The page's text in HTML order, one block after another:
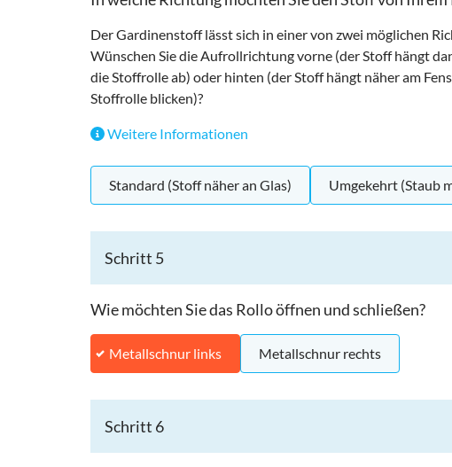
Der Gardinenstoff lässt sich in einer von zwei möglichen
Wünschen Sie die Aufrollrichtung vorne (der Stoff hängt
die Stoffrolle ab) oder hinten (der Stoff hängt näher am
Stoffrolle blicken)?
Weitere Informationen
Standard (Stoff näher an Glas) Umgekehrt (Staub
Schritt 5
Wie möchten Sie das Rollo öffnen und schließen?
Metallschnur links Metallschnur rechts
Schritt 6